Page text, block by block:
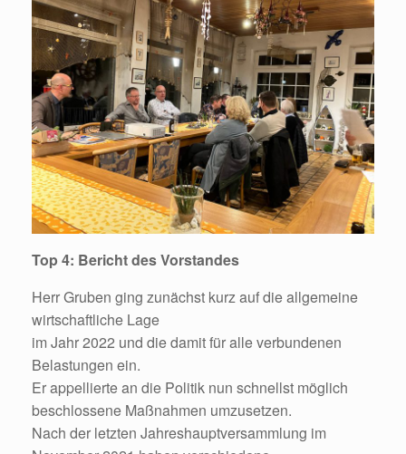
Top 4: Bericht des Vorstandes
Herr Gruben ging zunächst kurz auf die allgemeine
wirtschaftliche Lage
im Jahr 2022 und die damit für alle verbundenen
Belastungen ein.
Er appellierte an die Politik nun schnellst möglich
beschlossene Maßnahmen umzusetzen.
Nach der letzten Jahreshauptversammlung im